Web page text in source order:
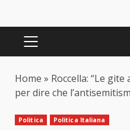
PRIMARY
Home » Roccella: “Le
per dire che
Politica Politica Italiana